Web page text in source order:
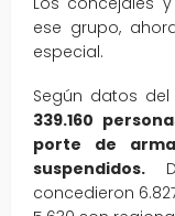
ese grupo,
especial.
Según datos del
339.160
porte de
suspendidos.
concedieron